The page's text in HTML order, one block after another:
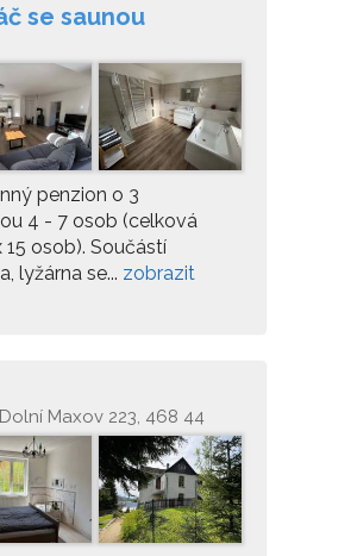
se saunou
penzion o 3
4 - 7 osob (celková
osob). Součástí
lyžárna se... zobrazit
Maxov 223, 468 44